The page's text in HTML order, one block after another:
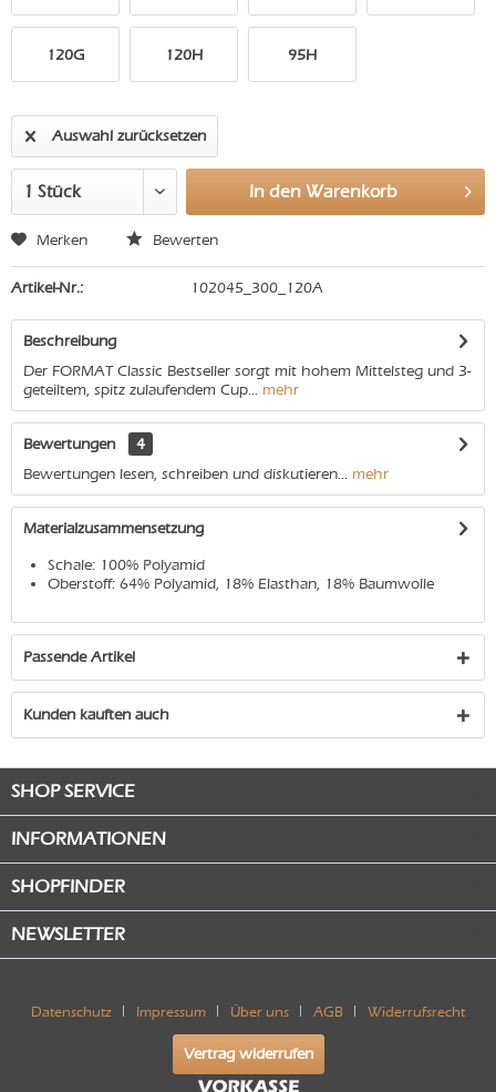
120G 120H 95H
Auswahl zurücksetzen
In den Warenkorb
Merken Bewerten
Artikel-Nr.: 102045_300_120A
Beschreibung
Der FORMAT Classic Bestseller sorgt mit hohem Mittelsteg und 3-
geteiltem, spitz zulaufendem Cup... mehr
Bewertungen
4
Bewertungen lesen, schreiben und diskutieren... mehr
Materialzusammensetzung
Schale: 100% Polyamid
Oberstoff: 64% Polyamid, 18% Elasthan, 18% Baumwolle
Passende Artikel
Kunden kauften auch
SHOP SERVICE
INFORMATIONEN
SHOPFINDER
NEWSLETTER
Datenschutz Impressum Über uns AGB Widerrufsrecht
Vertrag widerrufen